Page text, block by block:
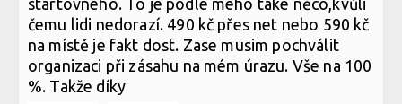
čemu lidi nedorazí. 490 kč přes net nebo 590 kč
na místě je fakt dost. Zase musim pochválit
organizaci při zásahu na mém úrazu. Vše na 100
%. Takže díky